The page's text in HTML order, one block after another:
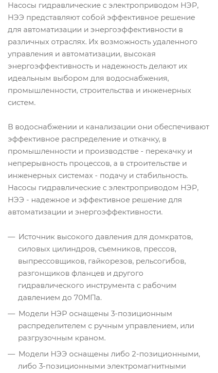
Насосы гидравлические с электроприводом НЭР,
НЭЭ представляют собой эффективное решение
для автоматизации и энергоэффективности в
различных отраслях. Их возможность удаленного
управления и автоматизации, высокая
энергоэффективность и надежность делают их
идеальным выбором для водоснабжения,
промышленности, строительства и инженерных
систем.
В водоснабжении и канализации они обеспечивают
эффективное распределение и откачку, в
промышленности и производстве - перекачку и
непрерывность процессов, а в строительстве и
инженерных системах - подачу и стабильность.
Насосы гидравлические с электроприводом НЭР,
НЭЭ - надежное и эффективное решение для
автоматизации и энергоэффективности.
Источник высокого давления для домкратов,
силовых цилиндров, съемников, прессов,
выпрессовщиков, гайкорезов, рельсогибов,
разгонщиков фланцев и другого
гидравлического инструмента с рабочим
давлением до 70МПа.
Модели НЭР оснащены 3-позиционным
распределителем с ручным управлением, или
разгрузочным краном.
Модели НЭЭ оснащены либо 2-позиционными,
либо 3-позиционными электромагнитными